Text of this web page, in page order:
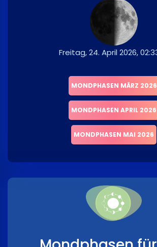
Freitag, 24. April 2026,
MONDPHASEN MÄRZ 2026
MONDPHASEN APRIL 2026
MONDPHASEN MAI 2026